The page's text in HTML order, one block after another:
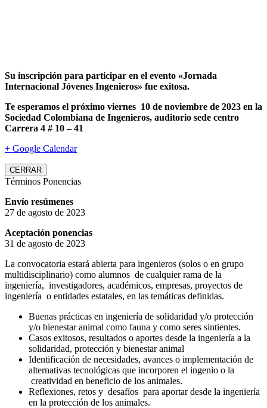
Su inscripción para participar en el evento «Jornada
Internacional Jóvenes Ingenieros» fue exitosa.
Te esperamos el próximo viernes 10 de noviembre de 2023 en la
Sociedad Colombiana de Ingenieros, auditorio sede centro
Carrera 4 # 10 – 41
+ Google Calendar
CERRAR
Términos Ponencias
Envío resúmenes
27 de agosto de 2023
Aceptación ponencias
31 de agosto de 2023
La convocatoria estará abierta para ingenieros (solos o en grupo
multidisciplinario) como alumnos de cualquier rama de la
ingeniería, investigadores, académicos, empresas, proyectos de
ingeniería o entidades estatales, en las temáticas definidas.
Buenas prácticas en ingeniería de solidaridad y/o protección
y/o bienestar animal como fauna y como seres sintientes.
Casos exitosos, resultados o aportes desde la ingeniería a la
solidaridad, protección y bienestar animal
Identificación de necesidades, avances o implementación de
alternativas tecnológicas que incorporen el ingenio o la
creatividad en beneficio de los animales.
Reflexiones, retos y desafíos para aportar desde la ingeniería
en la protección de los animales.